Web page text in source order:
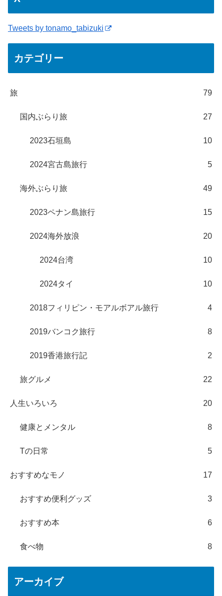
Tweets by tonamo_tabizuki
カテゴリー
旅 79
国内ぶらり旅 27
2023石垣島 10
2024宮古島旅行 5
海外ぶらり旅 49
2023ペナン島旅行 15
2024海外放浪 20
2024台湾 10
2024タイ 10
2018フィリピン・モアルボアル旅行 4
2019バンコク旅行 8
2019香港旅行記 2
旅グルメ 22
人生いろいろ 20
健康とメンタル 8
Tの日常 5
おすすめなモノ 17
おすすめ便利グッズ 3
おすすめ本 6
食べ物 8
アーカイブ